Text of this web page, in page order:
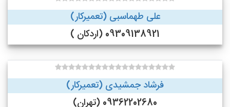
علی طهماسبی (تعمیرکار)
09309138921 (اردکان )
فرشاد جمشیدی (تعمیرکار)
09362202680 (تهران)